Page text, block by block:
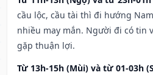
cầu lộc, cầu tài thì đi hướng
nhiều may mắn. Người đi có tin
gặp thuận lợi.
Từ 13h-15h (Mùi) và từ 01-03h